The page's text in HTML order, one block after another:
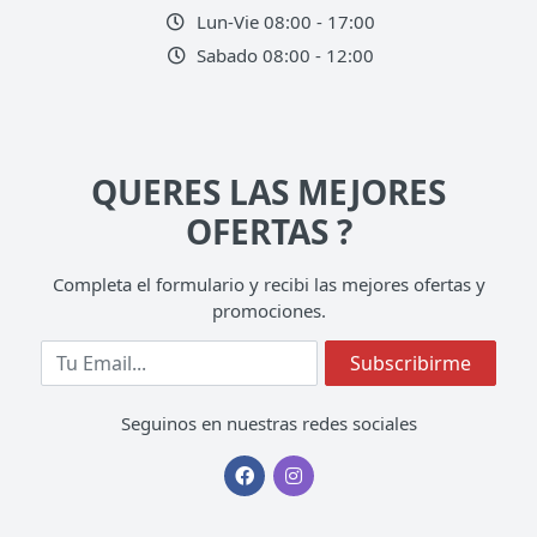
Lun-Vie 08:00 - 17:00
Sabado 08:00 - 12:00
QUERES LAS MEJORES
OFERTAS ?
Completa el formulario y recibi las mejores ofertas y
promociones.
Completa tu Email Subscribirme
Seguinos en nuestras redes sociales